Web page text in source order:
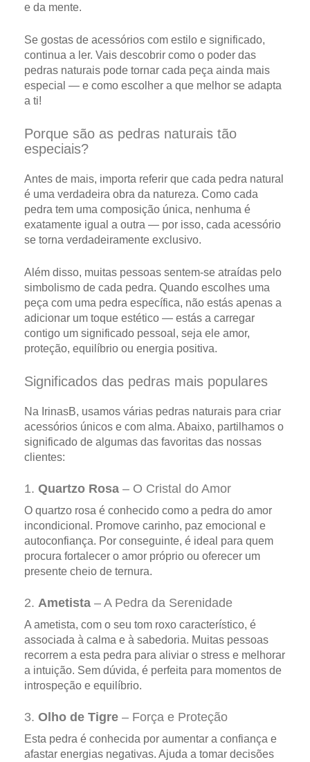
e da mente.
Se gostas de acessórios com estilo e significado,
continua a ler. Vais descobrir como o poder das
pedras naturais pode tornar cada peça ainda mais
especial — e como escolher a que melhor se adapta
a ti!
Porque são as pedras naturais tão
especiais?
Antes de mais, importa referir que cada pedra natural
é uma verdadeira obra da natureza. Como cada
pedra tem uma composição única, nenhuma é
exatamente igual a outra — por isso, cada acessório
se torna verdadeiramente exclusivo.
Além disso, muitas pessoas sentem-se atraídas pelo
simbolismo de cada pedra. Quando escolhes uma
peça com uma pedra específica, não estás apenas a
adicionar um toque estético — estás a carregar
contigo um significado pessoal, seja ele amor,
proteção, equilíbrio ou energia positiva.
Significados das pedras mais populares
Na IrinasB, usamos várias pedras naturais para criar
acessórios únicos e com alma. Abaixo, partilhamos o
significado de algumas das favoritas das nossas
clientes:
1. Quartzo Rosa – O Cristal do Amor
O quartzo rosa é conhecido como a pedra do amor
incondicional. Promove carinho, paz emocional e
autoconfiança. Por conseguinte, é ideal para quem
procura fortalecer o amor próprio ou oferecer um
presente cheio de ternura.
2. Ametista – A Pedra da Serenidade
A ametista, com o seu tom roxo característico, é
associada à calma e à sabedoria. Muitas pessoas
recorrem a esta pedra para aliviar o stress e melhorar
a intuição. Sem dúvida, é perfeita para momentos de
introspeção e equilíbrio.
3. Olho de Tigre – Força e Proteção
Esta pedra é conhecida por aumentar a confiança e
afastar energias negativas. Ajuda a tomar decisões